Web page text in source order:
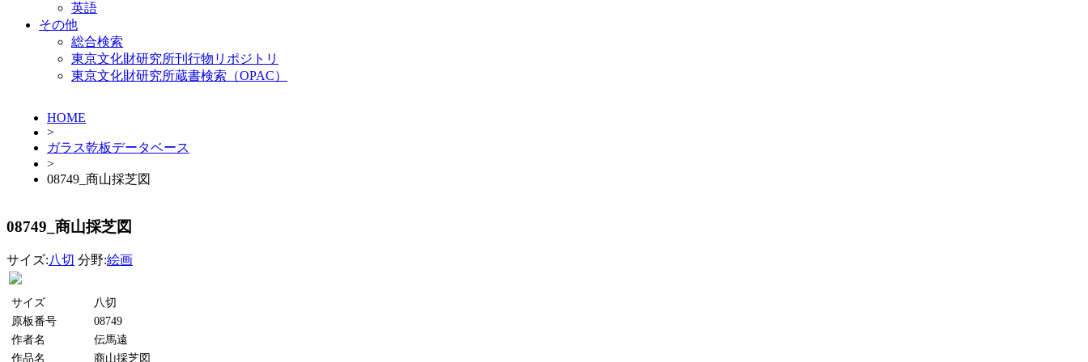
英語
その他
総合検索
東京文化財研究所刊行物リポジトリ
東京文化財研究所蔵書検索（OPAC）
HOME
>
ガラス乾板データベース
>
08749_商山採芝図
08749_商山採芝図
サイズ:八切 分野:絵画
サイズ
八切
原板番号
08749
作者名
伝馬遠
作品名
商山採芝図